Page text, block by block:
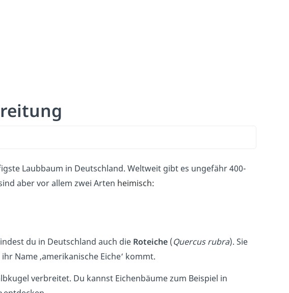
Laubbaum in Deutschland. Weltweit gibt es ungefähr 400-
aber vor allem zwei Arten heimisch:
du in Deutschland auch die Roteiche(Quercus rubra). Sie
Name ‚amerikanische Eiche‘ kommt.
verbreitet. Du kannst Eichenbäume zum Beispiel in